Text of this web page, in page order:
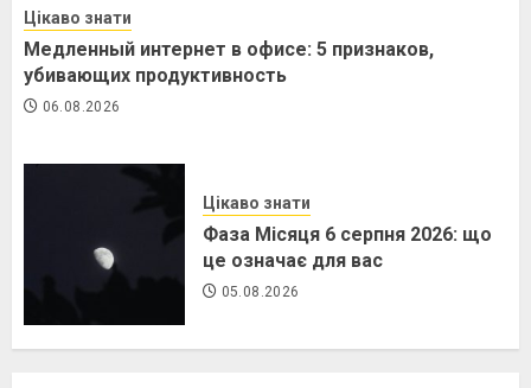
Цікаво знати
Медленный интернет в офисе: 5 признаков,
убивающих продуктивность
06.08.2026
Цікаво знати
Фаза Місяця 6 серпня 2026: що
це означає для вас
05.08.2026